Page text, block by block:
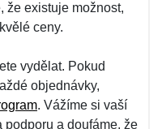
že existuje možnost,
ceny.
vydělat. Pokud
objednávky,
. Vážíme si vaší
podporu a doufáme, že